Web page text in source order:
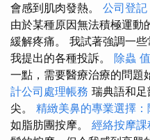
會感到肌肉發熱。 公司登記
由於某種原因無法積極運
緩解疼痛。 我試著強調一
我提出的各種投訴。 除蟲
一點，需要醫療治療的問題
計公司處理帳務 瑞典語和
尖。 精緻美鼻的專業選擇：
如脂肪團按摩。 經絡按摩課